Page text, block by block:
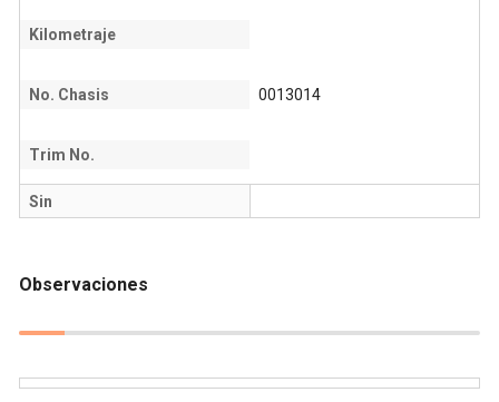
Kilometraje
No. Chasis 0013014
Trim No.
Sin
Observaciones